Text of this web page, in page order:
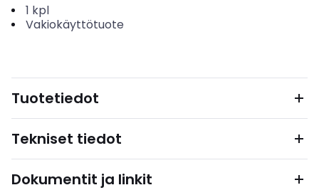
1 kpl
Vakiokäyttötuote
Tuotetiedot
Tekniset tiedot
Dokumentit ja linkit